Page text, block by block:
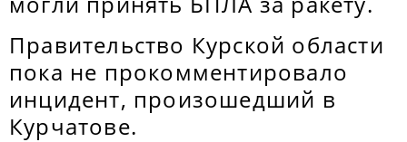
Правительство Курской области
пока не прокомментировало
инцидент, произошедший в
Курчатове.